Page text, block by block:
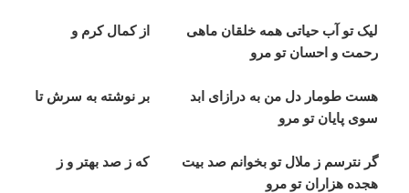
لیک تو آب حیاتی همه خلقان ماهی از کمال کرم و
رحمت و احسان تو مرو
هست طومار دل من به درازای ابد بر نوشته به سرش تا
سوی پایان تو مرو
گر نترسم ز ملال تو بخوانم صد بیت که ز صد بهتر و ز
هجده هزاران تو مرو